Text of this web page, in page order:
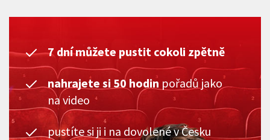
7 dní můžete pustit cokoli zpětně
nahrajete si 50 hodin pořadů jako
na video
pustíte si ji i na dovolené v Česku